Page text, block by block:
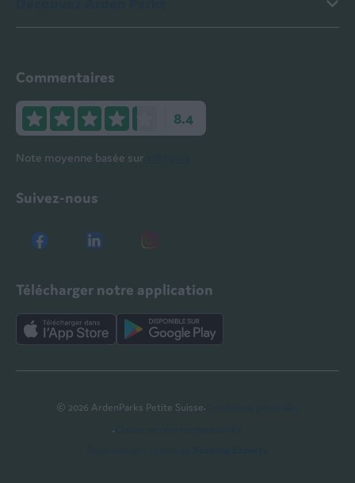
Commentaires
8.4
Note moyenne basée sur
Suivez-nous
Télécharger notre application
© 2026 ArdenParks Petite Suisse·
·